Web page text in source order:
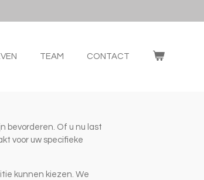
TEAM CONTACT
bevorderen. Of u nu last
voor uw specifieke
kunnen kiezen. We